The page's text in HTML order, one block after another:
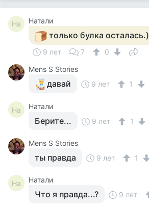
На Натали
только булка осталась.)
9 лет 7
0
Mens S Stories
давай 9 лет 1
На Натали
Берите... 9 лет 1
Mens S Stories
ты правда 9 лет 1
На Натали
Что я правда...? 9 лет